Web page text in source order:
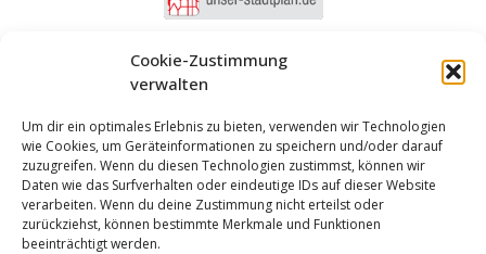
Cookie-Zustimmung
verwalten
Um dir ein optimales Erlebnis zu bieten, verwenden wir Technologien
wie Cookies, um Geräteinformationen zu speichern und/oder darauf
zuzugreifen. Wenn du diesen Technologien zustimmst, können wir
Daten wie das Surfverhalten oder eindeutige IDs auf dieser Website
verarbeiten. Wenn du deine Zustimmung nicht erteilst oder
zurückziehst, können bestimmte Merkmale und Funktionen
beeinträchtigt werden.